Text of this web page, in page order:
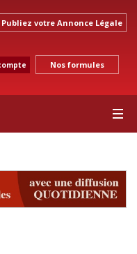
Publiez votre Annonce Légale
Nos formules